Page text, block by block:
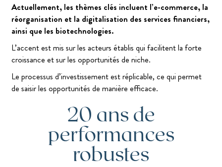
Actuellement, les thèmes clés incluent l’e-commerce, la
réorganisation et la digitalisation des services financiers,
ainsi que les biotechnologies.
L’accent est mis sur les acteurs établis qui facilitent la forte
croissance et sur les opportunités de niche.
Le processus d’investissement est réplicable, ce qui permet
de saisir les opportunités de manière efficace.
20 ans de
performances
robustes